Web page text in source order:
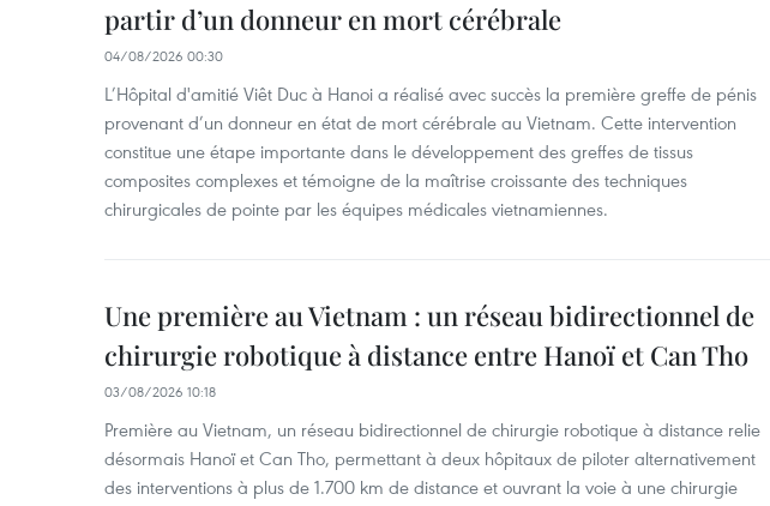
partir d’un donneur en mort cérébrale
04/08/2026 00:30
L’Hôpital d'amitié Viêt Duc à Hanoi a réalisé avec succès la première greffe de pénis
provenant d’un donneur en état de mort cérébrale au Vietnam. Cette intervention
constitue une étape importante dans le développement des greffes de tissus
composites complexes et témoigne de la maîtrise croissante des techniques
chirurgicales de pointe par les équipes médicales vietnamiennes.
Une première au Vietnam : un réseau bidirectionnel de
chirurgie robotique à distance entre Hanoï et Can Tho
03/08/2026 10:18
Première au Vietnam, un réseau bidirectionnel de chirurgie robotique à distance relie
désormais Hanoï et Can Tho, permettant à deux hôpitaux de piloter alternativement
des interventions à plus de 1.700 km de distance et ouvrant la voie à une chirurgie